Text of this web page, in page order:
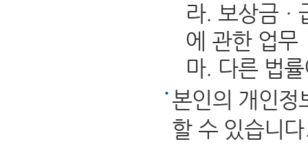
라. 보상금ㆍ
에 관한 업무
마. 다른 법
본인의 개인정
할 수 있습니